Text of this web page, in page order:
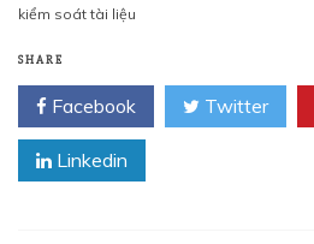
kiểm soát tài liệu
SHARE
Facebook Twitter
Linkedin